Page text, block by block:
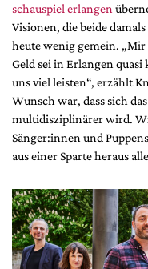
schauspiel erlangen
Visionen, die beide
heute wenig gemein. „Mir
Geld sei in Erlangen
uns viel leisten“, erzählt
Wunsch war, dass sich
multidisziplinärer wird.
Sänger:innen und
aus einer Sparte heraus